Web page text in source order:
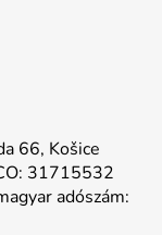
66, Košice
31715532
adószám: